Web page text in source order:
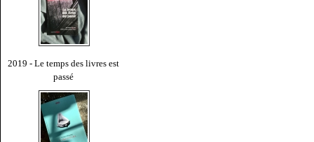
2019 - Le temps des livres est
passé